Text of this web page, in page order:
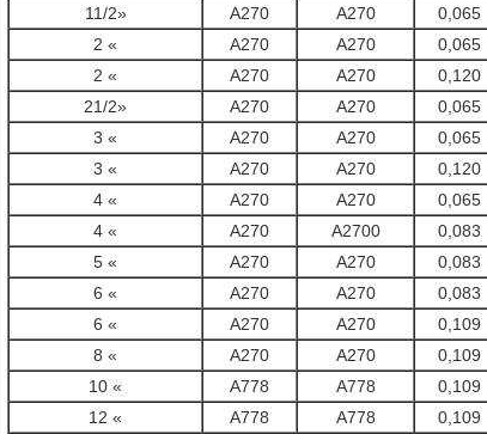
11/2»
A270 A270 0,065
2 «
A270 A270 0,065
2 «
A270 A270 0,120
21/2»
A270 A270 0,065
3 «
A270 A270 0,065
3 «
A270 A270 0,120
4 «
A270 A270 0,065
4 «
A270 A2700 0,083
5 «
A270 A270 0,083
6 «
A270 A270 0,083
6 «
A270 A270 0,109
8 «
A270 A270 0,109
10 «
A778 A778 0,109
12 «
A778 A778 0,109